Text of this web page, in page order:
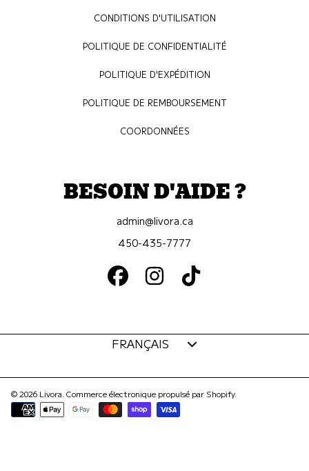
CONDITIONS D'UTILISATION
POLITIQUE DE CONFIDENTIALITÉ
POLITIQUE D'EXPÉDITION
POLITIQUE DE REMBOURSEMENT
COORDONNÉES
BESOIN D'AIDE ?
admin@livora.ca
450-435-7777
FACEBOOKINSTAGRAMTIKTOK
© 2026 Livora. Commerce électronique propulsé par Shopify.
Modes
de
FRANÇAIS